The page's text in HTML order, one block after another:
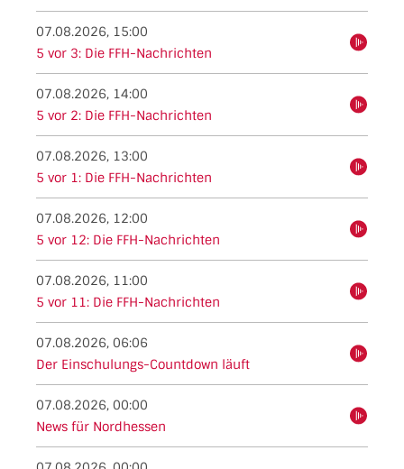
07.08.2026, 15:00
5 vor 3: Die FFH-Nachrichten
07.08.2026, 14:00
5 vor 2: Die FFH-Nachrichten
07.08.2026, 13:00
5 vor 1: Die FFH-Nachrichten
07.08.2026, 12:00
5 vor 12: Die FFH-Nachrichten
07.08.2026, 11:00
5 vor 11: Die FFH-Nachrichten
07.08.2026, 06:06
Der Einschulungs-Countdown läuft
07.08.2026, 00:00
News für Nordhessen